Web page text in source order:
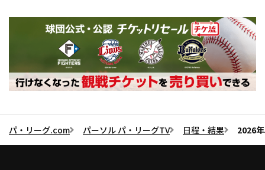
パ・リーグ.com パーソル パ・リーグTV 日程・結果 2026